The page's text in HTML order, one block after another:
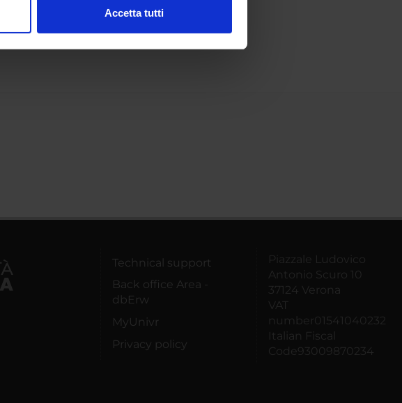
Accetta tutti
Technical support
Back office Area -
dbErw
MyUnivr
Privacy policy
Piazzale Ludovico
Antonio Scuro 10
37124 Verona
VAT
number01541040232
Italian Fiscal
Code93009870234